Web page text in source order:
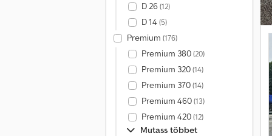
D 26(12)
D 14(5)
Premium (176)
Premium 380(20)
Premium 320(14)
Premium 370(14)
Premium 460(13)
Premium 420(12)
Mutass többet